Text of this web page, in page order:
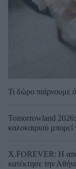
Τι δώρο παίρνουμε
Tomorrowland 2026:
καλοκαιριού
X.FOREVER: Η
κατέκτησε την